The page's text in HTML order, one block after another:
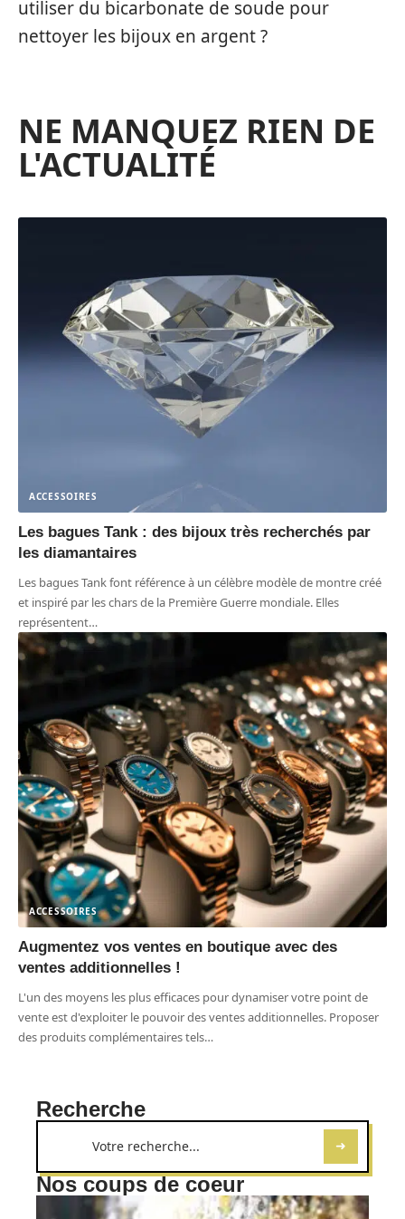
utiliser du bicarbonate de soude pour
nettoyer les bijoux en argent ?
NE MANQUEZ RIEN DE
L'ACTUALITÉ
ACCESSOIRES
Les bagues Tank : des bijoux très recherchés par
les diamantaires
Les bagues Tank font référence à un célèbre modèle de montre créé
et inspiré par les chars de la Première Guerre mondiale. Elles
représentent…
ACCESSOIRES
Augmentez vos ventes en boutique avec des
ventes additionnelles !
L'un des moyens les plus efficaces pour dynamiser votre point de
vente est d'exploiter le pouvoir des ventes additionnelles. Proposer
des produits complémentaires tels…
Recherche
Nos coups de coeur